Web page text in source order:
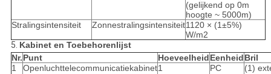
(gelijkend op 0m
hoogte ~ 5000m)
Stralingsintensiteit
Zonnestralingsintensiteit1120 × (1±5%)
W/m2
5. Kabinet en Toebehorenlijst
Nr.Punt HoeveelheidEenheidBril
1
Openluchttelecommunicatiekabinet1 PC
(1)